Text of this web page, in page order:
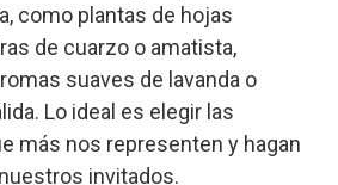
como plantas de hojas
de cuarzo o amatista,
suaves de lavanda o
Lo ideal es elegir las
más nos representen y hagan
invitados.